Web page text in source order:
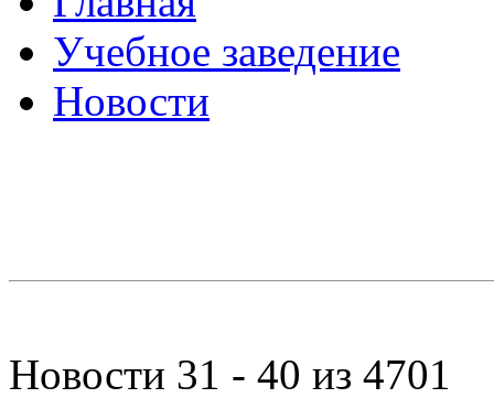
Учебное заведение
Новости
Новости 31 - 40 из 4701